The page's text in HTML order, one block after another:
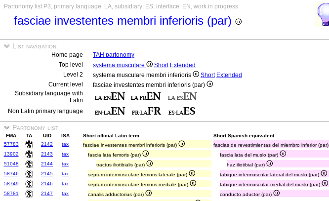
Partonomy list P3, primary language: LA, subsidiary: ES, interface: EN, work in progress
fasciae investentes membri inferioris (par)
List navigation
Home page
TAH partonomy
Top level
systema musculare Short Extended
Level 2
systema musculare membri inferioris Short Extended
Current level
fasciae investentes membri inferioris (par)
Subsidiary language with
Latin
Non Latin primary language
Partonomy list
FMA TA UID ISA Short official Latin term
Short Spanish equivalent
57783
2142 tax fasciae investentes membri inferioris (par)
fascias de revestimientas del miembro inferior (par)
13902
2143 tax fascia lata femoris (par)
fascia lata del muslo (par)
51048
2144 tax tractus iliotibialis (par)
haz iliotibial (par)
58746
2145 tax septum intermusculare femoris laterale (par)
tabique intermuscular lateral del muslo (par)
58749
2146 tax septum intermusculare femoris mediale (par)
tabique intermuscular medial del muslo (par)
58781
2147 tax canalis adductorius (par) conducto aductor (par)